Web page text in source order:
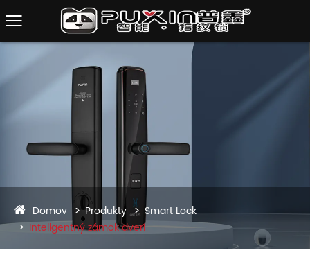
Domov Produkty
Smart Lock
Inteligentný zámok dverí